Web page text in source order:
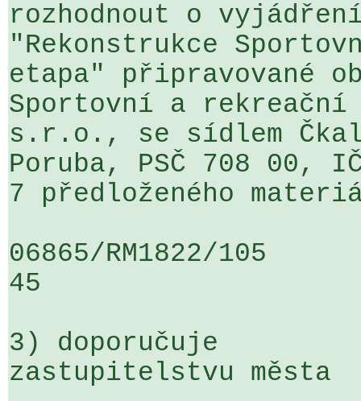
rozhodnout o
"Rekonstrukce
etapa" připravované
Sportovní a
s.r.o., se sídlem
Poruba, PSČ 708 00,
7 předloženého
06865/RM1822/
45
3) doporučuje
zastupitelstvu města